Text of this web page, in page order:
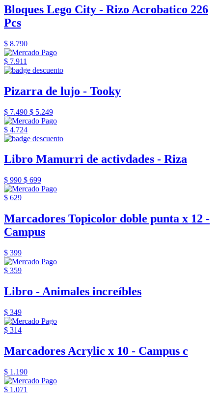
Bloques Lego City - Rizo Acrobatico 226
Pcs
$ 8.790
$ 7.911
Pizarra de lujo - Tooky
$ 7.490 $ 5.249
$ 4.724
Libro Mamurri de activdades - Riza
$ 990 $ 699
$ 629
Marcadores Topicolor doble punta x 12 -
Campus
$ 399
$ 359
Libro - Animales increíbles
$ 349
$ 314
Marcadores Acrylic x 10 - Campus c
$ 1.190
$ 1.071